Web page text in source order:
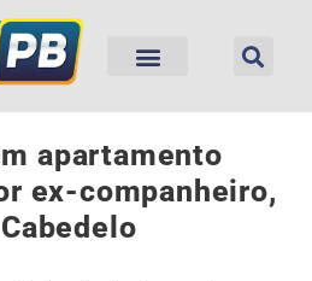
apartamento
ex-companheiro,